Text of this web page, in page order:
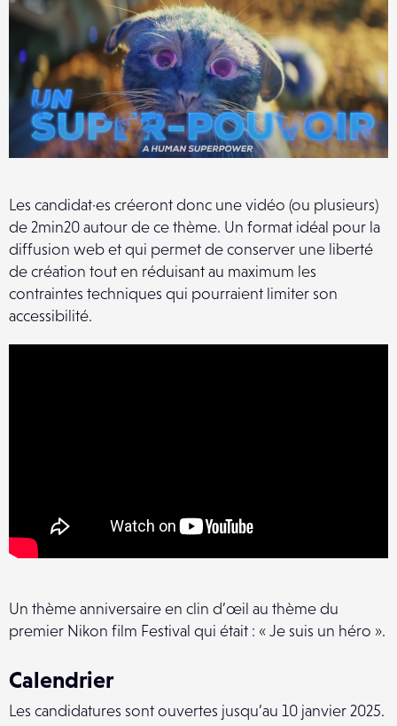
Les candidat·es créeront donc une vidéo (ou plusieurs)
de 2min20 autour de ce thème. Un format idéal pour la
diffusion web et qui permet de conserver une liberté
de création tout en réduisant au maximum les
contraintes techniques qui pourraient limiter son
accessibilité.
Un thème anniversaire en clin d’œil au thème du
premier Nikon film Festival qui était : « Je suis un héro ».
Calendrier
Les candidatures sont ouvertes jusqu’au 10 janvier 2025.